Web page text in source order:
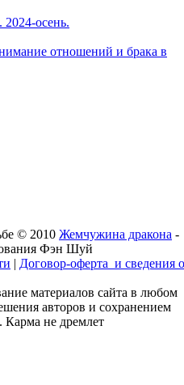
2024-осень.
отношений и брака в
© 2010 Жемчужина дракона -
Фэн Шуй
| Договор-оферта и сведения о
материалов сайта в любом
авторов и сохранением
. Карма не дремлет